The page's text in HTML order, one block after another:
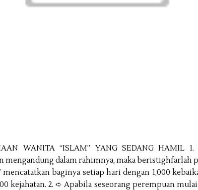
WANITA ‘‘ISLAM’’ YANG SEDANG HAMIL
mengandung dalam rahimnya, maka beristighfarlah
baginya setiap hari dengan 1,000
kejahatan. 2. ➪ Apabila seseorang perempuan